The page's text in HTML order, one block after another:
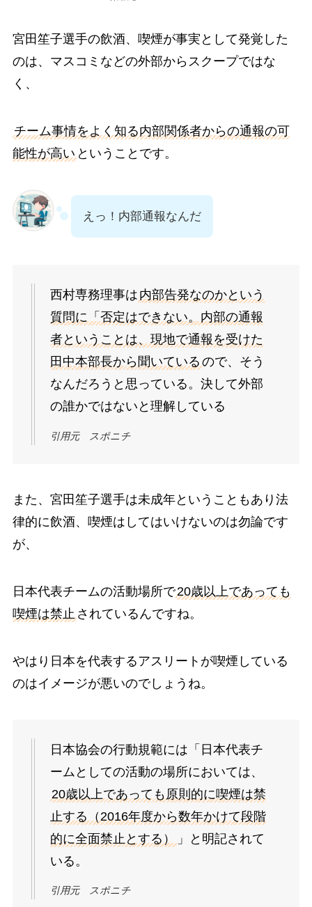
宮田笙子選手の飲酒、喫煙が事実として発覚した
のは、マスコミなどの外部からスクープではな
く、
チーム事情をよく知る内部関係者からの通報の可
能性が高い ということです。
えっ！内部通報なんだ
西村専務理事は 内部告発なのかという
質問に「否定はできない。内部の通報
者ということは、現地で通報を受けた
田中本部長から聞いている ので、そう
なんだろうと思っている。決して外部
の誰かではないと理解している
引用元 スポニチ
また、宮田笙子選手は未成年ということもあり法
律的に飲酒、喫煙はしてはいけないのは勿論です
が、
日本代表チームの活動場所で20歳以上であっても
喫煙は禁止 されているんですね。
やはり日本を代表するアスリートが喫煙している
のはイメージが悪いのでしょうね。
日本協会の行動規範には「日本代表チ
ームとしての活動の場所においては、
20歳以上であっても原則的に喫煙は禁
止する（2016年度から数年かけて段階
的に全面禁止とする）
」と明記されて
いる。
引用元 スポニチ